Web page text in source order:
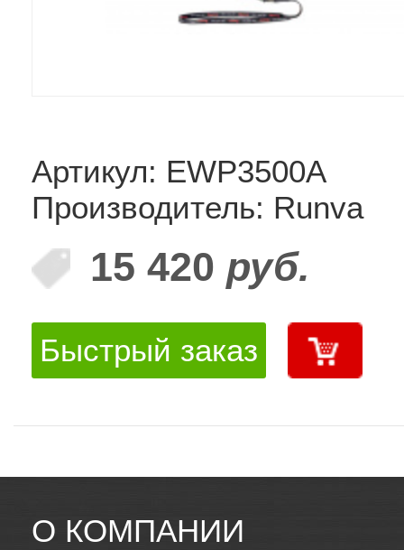
Артикул: EWP3500A
Производитель: Runva
15 420 руб.
Быстрый заказ
О КОМПАНИИ